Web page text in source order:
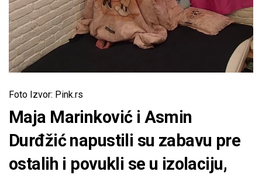
Foto Izvor: Pink.rs
Maja Marinković i Asmin
Durđžić napustili su zabavu pre
ostalih i povukli se u izolaciju,